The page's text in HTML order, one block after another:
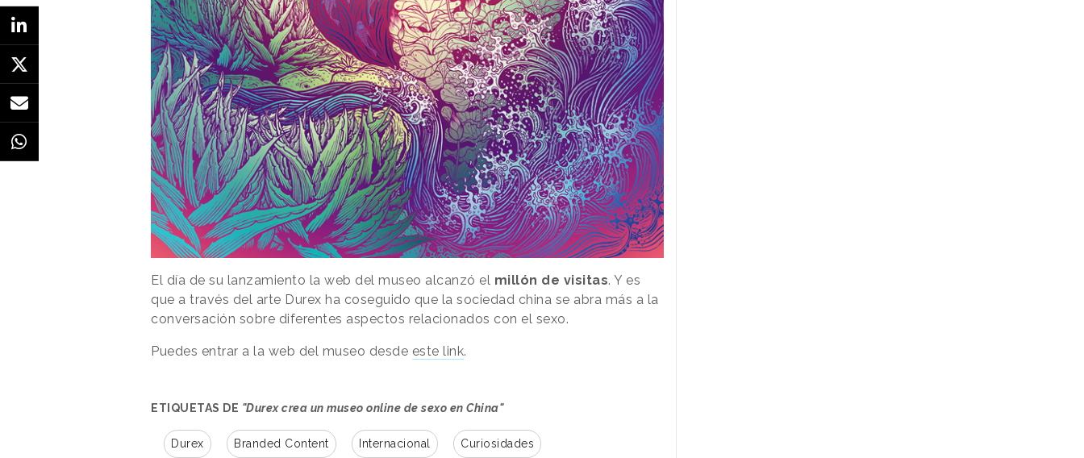
El día de su lanzamiento la web del museo alcanzó el millón de visitas. Y es
que a través del arte Durex ha coseguido que la sociedad china se abra más a la
conversación sobre diferentes aspectos relacionados con el sexo.
Puedes entrar a la web del museo desde este link.
ETIQUETAS DE "Durex crea un museo online de sexo en China"
Durex Branded Content Internacional Curiosidades